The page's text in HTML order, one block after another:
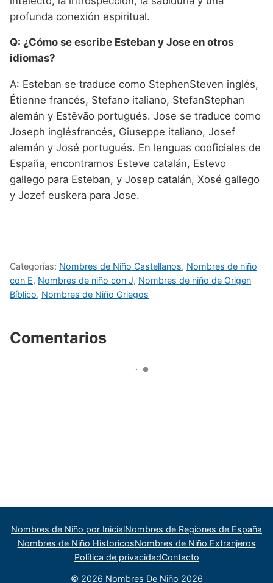
profunda conexión espiritual.
Q: ¿Cómo se escribe Esteban y Jose en otros
idiomas?
A: Esteban se traduce como StephenSteven inglés,
Étienne francés, Stefano italiano, StefanStephan
alemán y Estêvão portugués. Jose se traduce como
Joseph inglésfrancés, Giuseppe italiano, Josef
alemán y José portugués. En lenguas cooficiales de
España, encontramos Esteve catalán, Estevo
gallego para Esteban, y Josep catalán, Xosé gallego
y Jozef euskera para Jose.
Categorías: Nombres de Niño Castellanos, Nombres de niño
con E, Nombres de niño con J, Nombres de niño de Origen
Bíblico, Nombres de Niño Griegos
Comentarios
Nombres de Niño por InicialNombres de Regiones de España
Nombres de Niño HistoricosNombres de Niño Extranjeros
Política de privacidadContacto
© 2026 Nombres De Niño 2026